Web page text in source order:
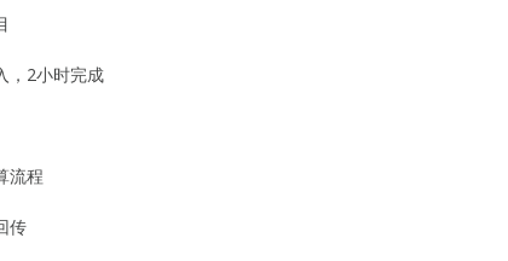
，2小时完成
流程
传